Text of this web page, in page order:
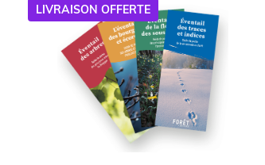
LIVRAISON OFFERTE